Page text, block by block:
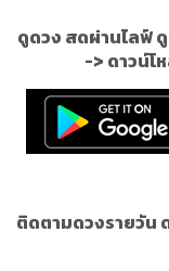
ดูดวง สดผ่านไลฟ์
-> ดาวน์โ
ติดตามดวงรายวัน